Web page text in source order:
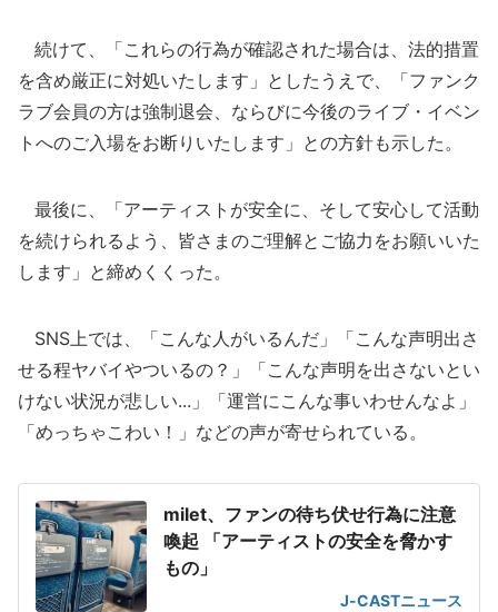
続けて、「これらの行為が確認された場合は、法的措置
を含め厳正に対処いたします」としたうえで、「ファンク
ラブ会員の方は強制退会、ならびに今後のライブ・イベン
トへのご入場をお断りいたします」との方針も示した。
最後に、「アーティストが安全に、そして安心して活動
を続けられるよう、皆さまのご理解とご協力をお願いいた
します」と締めくくった。
SNS上では、「こんな人がいるんだ」「こんな声明出さ
せる程ヤバイやついるの？」「こんな声明を出さないとい
けない状況が悲しい...」「運営にこんな事いわせんなよ」
「めっちゃこわい！」などの声が寄せられている。
milet、ファンの待ち伏せ行為に注意
喚起 「アーティストの安全を脅かす
もの」
J-CASTニュース